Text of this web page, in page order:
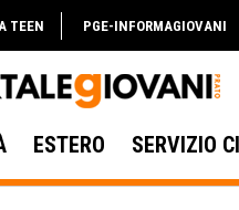
TEEN PGE-INFORMAGIOVANI
ESTERO SERVIZIO